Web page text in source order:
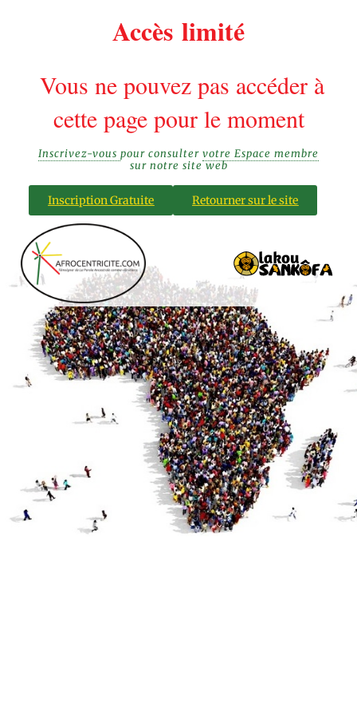
Accès limité
Vous ne pouvez pas accéder à
cette page pour le moment
Inscrivez-vous pour consulter votre Espace membre
sur notre site web
Inscription Gratuite Retourner sur le site